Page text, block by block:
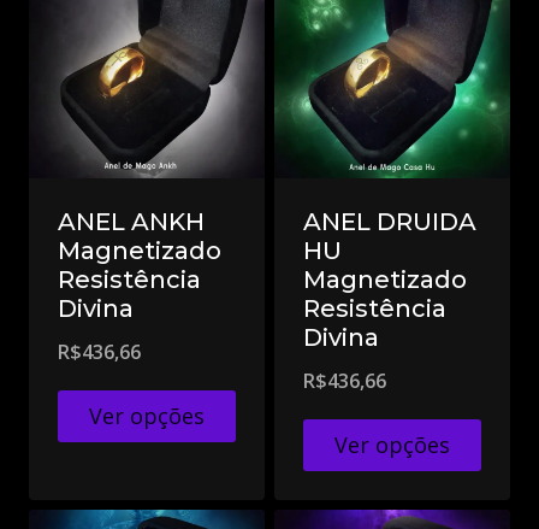
ANEL ANKH
Magnetizado
Resistência
Divina
R$436,66
Ver opções
ANEL DRUIDA
HU
Magnetizado
Resistência
Divina
R$436,66
Ver opções